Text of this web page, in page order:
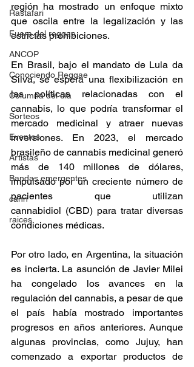
Rastafari
Fuera del reggae
ANCOP
Conociendo Reggae
Columna del día
Sorteos
Eventos
Artistas
Bandas emergentes
cann
raices
región ha mostrado un enfoque mixto
que oscila entre la legalización y las
estrictas prohibiciones.
En Brasil, bajo el mandato de Lula da
Silva, se espera una flexibilización en
las políticas relacionadas con el
cannabis, lo que podría transformar el
mercado medicinal y atraer nuevas
inversiones. En 2023, el mercado
brasileño de cannabis medicinal generó
más de 140 millones de dólares,
impulsado por un creciente número de
pacientes que utilizan
cannabidiol (CBD) para tratar diversas
condiciones médicas​.
Por otro lado, en Argentina, la situación
es incierta. La asunción de Javier Milei
ha congelado los avances en la
regulación del cannabis, a pesar de que
el país había mostrado importantes
progresos en años anteriores. Aunque
algunas provincias, como Jujuy, han
comenzado a exportar productos de